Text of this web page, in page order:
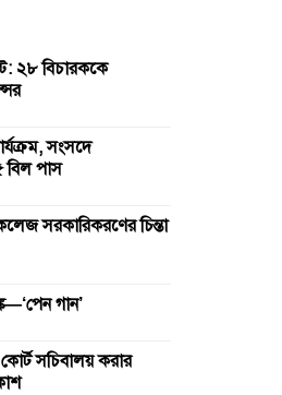
২৮ বিচারককে
সংসদে
বিল পাস
সরকারিকরণের চিন্তা
গান’
সচিবালয় করার